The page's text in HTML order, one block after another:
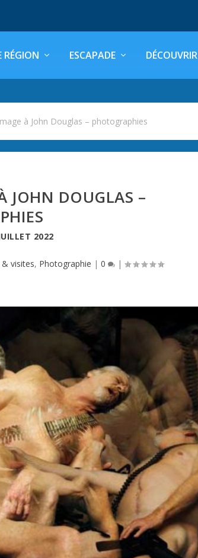
RÉGION ESCAPADE DÉCOUVRIR
à John Douglas – photographies
JOHN DOUGLAS –
2022
visites, Photographie |0 |